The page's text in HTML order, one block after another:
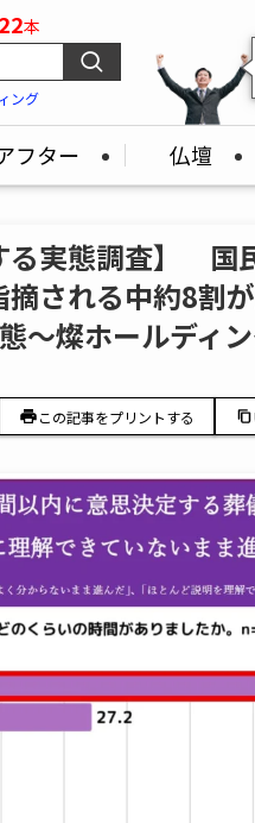
本
ング
フター 仏壇
る実態調査】 国
される中約8割
～燦ホールディ
この記事をプリントする